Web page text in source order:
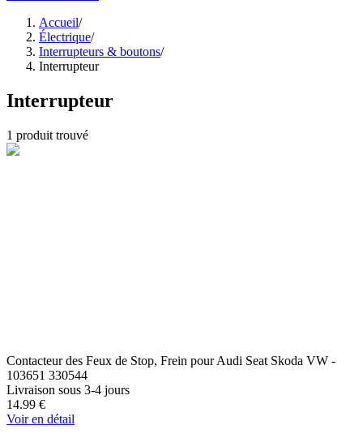
Accueil/
Électrique/
Interrupteurs & boutons/
Interrupteur
Interrupteur
1 produit trouvé
Contacteur des Feux de Stop, Frein pour Audi Seat Skoda VW -
103651 330544
Livraison sous 3-4 jours
14.99 €
Voir en détail